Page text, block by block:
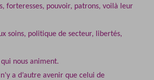
forteresses, pouvoir, patrons, voilà leur
soins, politique de secteur, libertés,
nous animent.
a d’autre avenir que celui de